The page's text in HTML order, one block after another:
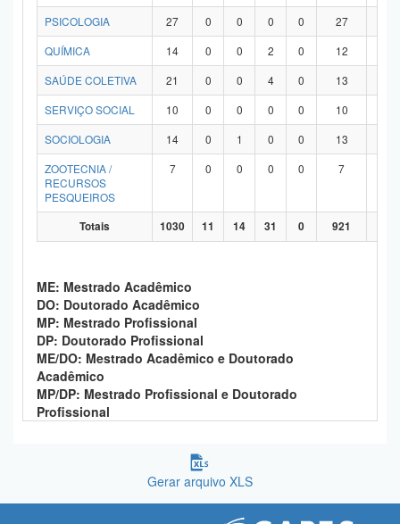
PSICOLOGIA 27 0 0 0 0 27
QUÍMICA
14 0 0 2 0 12
SAÚDE COLETIVA
21 0 0 4 0 13
SERVIÇO SOCIAL
10 0 0 0 0 10
SOCIOLOGIA
14 0 1 0 0 13
ZOOTECNIA /
RECURSOS
PESQUEIROS
7 0 0 0 0 7
Totais 1030 11 14 31 0 921
ME: Mestrado Acadêmico
DO: Doutorado Acadêmico
MP: Mestrado Profissional
DP: Doutorado Profissional
ME/DO: Mestrado Acadêmico e Doutorado
Acadêmico
MP/DP: Mestrado Profissional e Doutorado
Profissional
Gerar arquivo XLS